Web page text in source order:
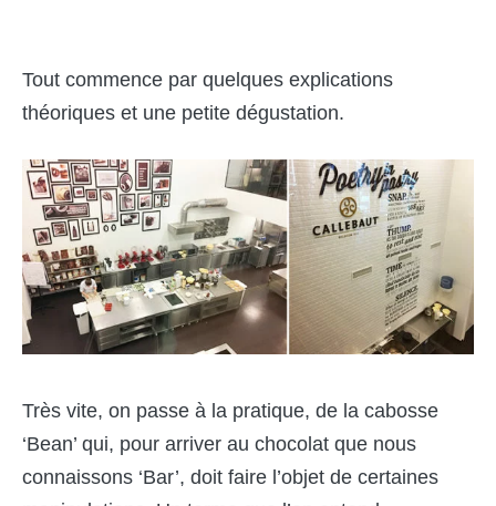
Tout commence par quelques explications
théoriques et une petite dégustation.
Très vite, on passe à la pratique, de la cabosse
‘Bean’ qui, pour arriver au chocolat que nous
connaissons ‘Bar’, doit faire l’objet de certaines